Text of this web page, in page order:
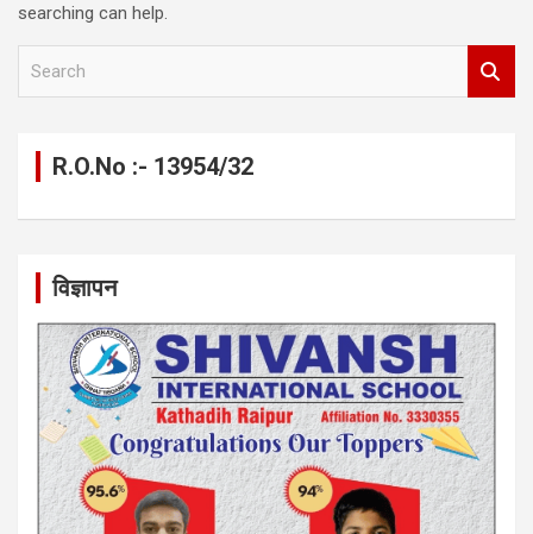
searching can help.
R.O.No :- 13954/32
विज्ञापन